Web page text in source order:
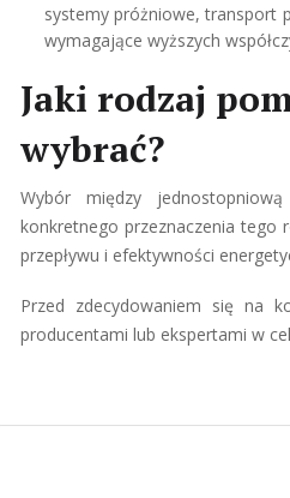
systemy próżniowe, transport
wymagające wyższych
Jaki rodzaj
wybrać?
Wybór między
konkretnego przeznaczenia tego
przepływu i efektywności
Przed zdecydowaniem się na
producentami lub ekspertami w